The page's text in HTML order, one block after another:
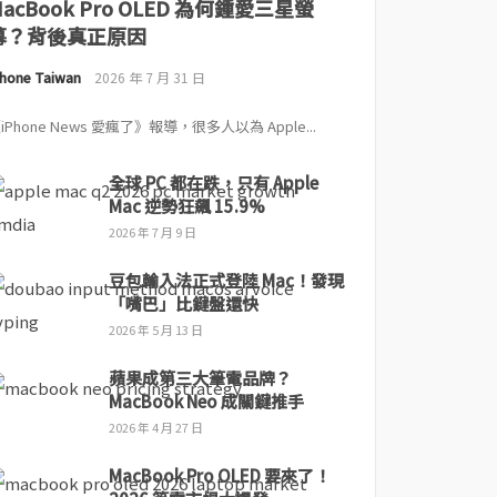
Pro OLED 為何鍾愛三星螢
？背後真正原因
Taiwan 2026 年 7 月 31 日
News 愛瘋了》報導，很多人以為 Apple...
全球 PC 都在跌，只有 Apple
Mac 逆勢狂飆 15.9%
2026 年 7 月 9 日
豆包輸入法正式登陸 Mac！發現
「嘴巴」比鍵盤還快
2026 年 5 月 13 日
蘋果成第三大筆電品牌？
MacBook Neo 成關鍵推手
2026 年 4 月 27 日
MacBook Pro OLED 要來了！